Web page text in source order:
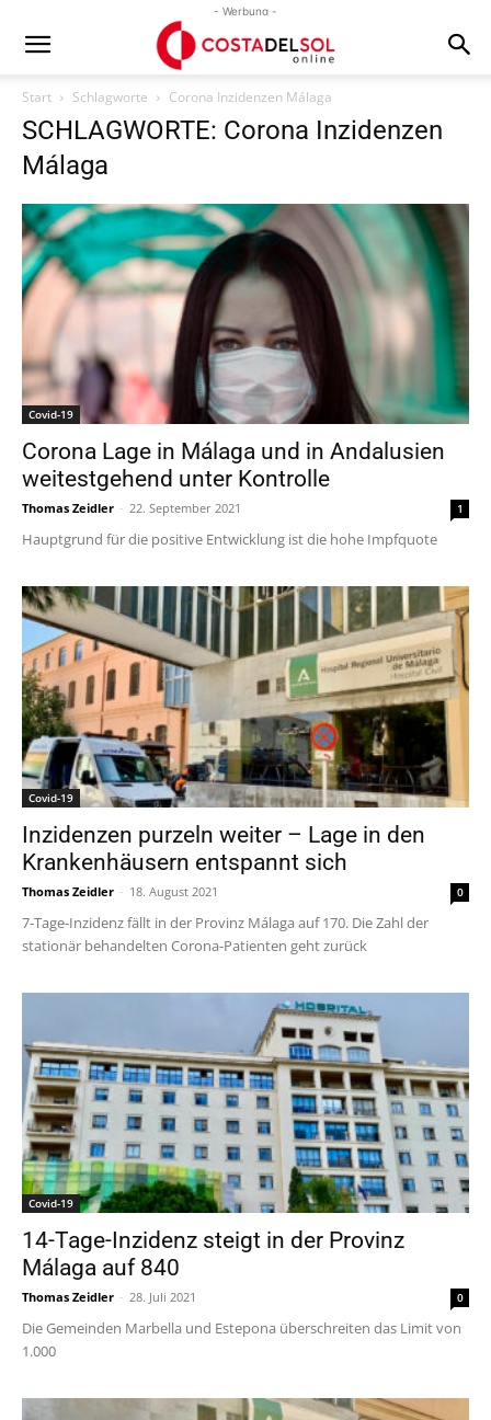
- Werbung -
Start Schlagworte Corona Inzidenzen Málaga
SCHLAGWORTE: Corona Inzidenzen
Málaga
Covid-19
Corona Lage in Málaga und in Andalusien
weitestgehend unter Kontrolle
Thomas Zeidler - 22. September 2021 1
Hauptgrund für die positive Entwicklung ist die hohe Impfquote
Covid-19
Inzidenzen purzeln weiter – Lage in den
Krankenhäusern entspannt sich
Thomas Zeidler - 18. August 2021 0
7-Tage-Inzidenz fällt in der Provinz Málaga auf 170. Die Zahl der
stationär behandelten Corona-Patienten geht zurück
Covid-19
14-Tage-Inzidenz steigt in der Provinz
Málaga auf 840
Thomas Zeidler - 28. Juli 2021 0
Die Gemeinden Marbella und Estepona überschreiten das Limit von
1.000